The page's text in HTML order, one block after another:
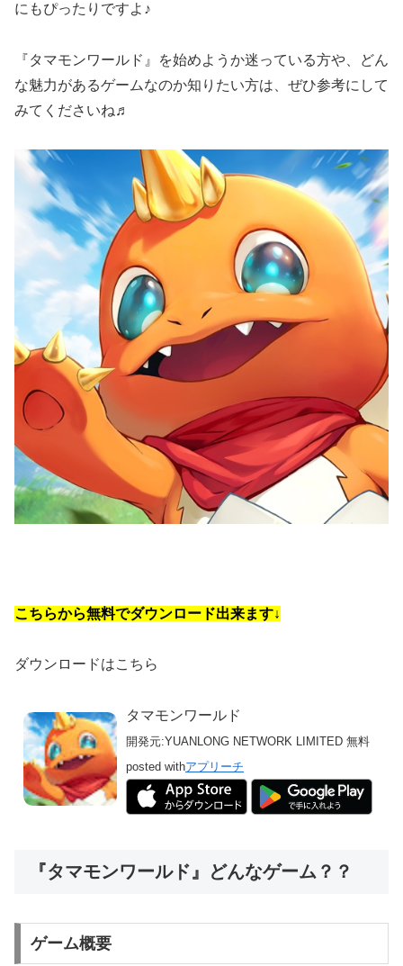
にもぴったりですよ♪
『タマモンワールド』を始めようか迷っている方や、どん
な魅力があるゲームなのか知りたい方は、ぜひ参考にして
みてくださいね♬
こちらから無料でダウンロード出来ます↓
ダウンロードはこちら
タマモンワールド
開発元:YUANLONG NETWORK LIMITED 無料
posted withアプリーチ
『タマモンワールド』どんなゲーム？？
ゲーム概要